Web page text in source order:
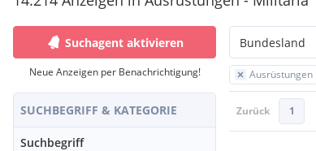
Suchagent aktivieren
Neue Anzeigen per Benachrichtigung!
SUCHBEGRIFF & KATEGORIE
Suchbegriff
Bundesland
Ausrüstungen
Zurück 1